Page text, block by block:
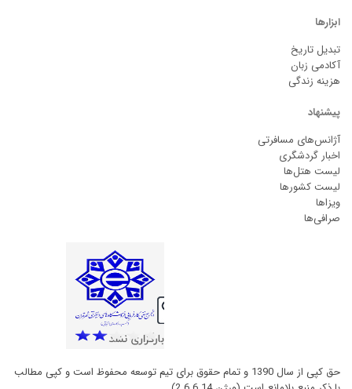
ابزارها
تبدیل تاریخ
آکادمی زبان
هزینه زندگی
پیشنهاد
آژانس‌های مسافرتی
اخبار گردشگری
لیست هتل‌ها
لیست کشورها
ویزاها
صرافی‌ها
حق کپی از سال 1390 و تمام حقوق برای تیم توسعه محفوظ است و کپی مطالب